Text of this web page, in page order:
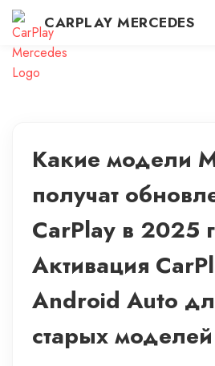
CARPLAY MERCEDES
Какие модели
получат
CarPlay в 2025
Активация
Android Auto
старых моделей